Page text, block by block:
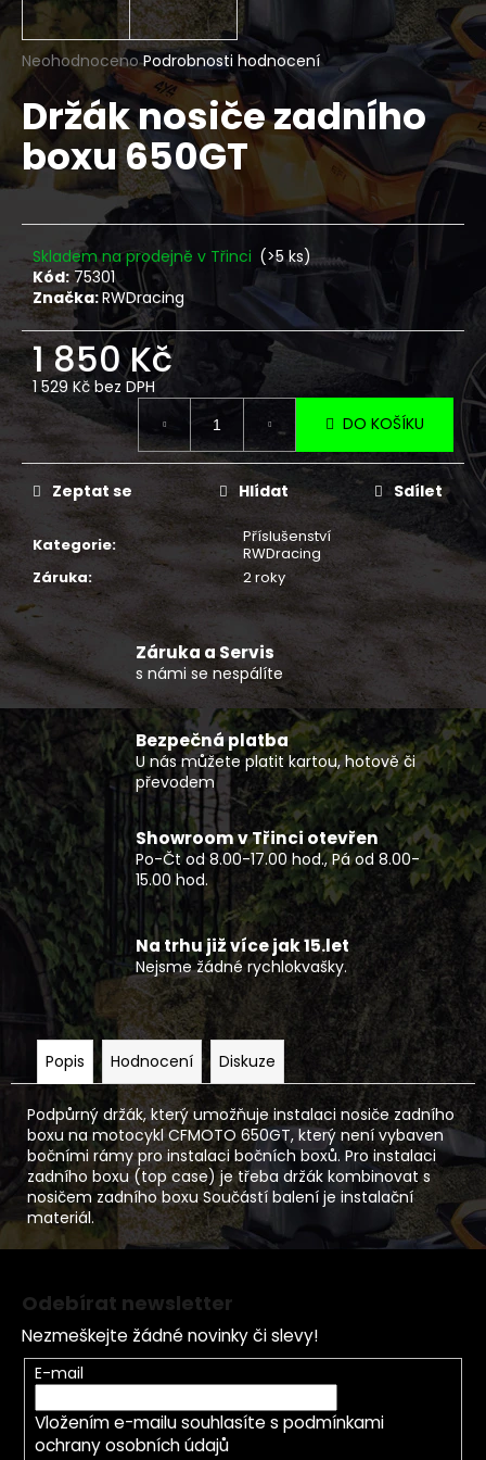
Průměrné
hodnocení
produktu
je
0,0
z
5
hvězdiček.
Neohodnoceno Podrobnosti hodnocení
Držák nosiče zadního
boxu 650GT
Skladem na prodejně v Třinci (>5 ks)
Kód: 75301
Značka:RWDracing
1 850 Kč
1 529 Kč bez DPH
Měrná
cena:
DO KOŠÍKU
Kategorie:
Příslušenství
RWDracing
Záruka: 2 roky
Zeptat se Hlídat Sdílet
Záruka a Servis
s námi se nespálíte
Bezpečná platba
U nás můžete platit kartou, hotově či
převodem
Showroom v Třinci otevřen
Po-Čt od 8.00-17.00 hod., Pá od 8.00-
15.00 hod.
Na trhu již více jak 15.let
Nejsme žádné rychlokvašky.
Popis Hodnocení Diskuze
Podpůrný držák, který umožňuje instalaci nosiče zadního
boxu na motocykl CFMOTO 650GT, který není vybaven
bočními rámy pro instalaci bočních boxů. Pro instalaci
zadního boxu (top case) je třeba držák kombinovat s
nosičem zadního boxu Součástí balení je instalační
materiál.
a
j
í
t
?
HLEDAT
D
o
p
o
u
č
u
j
m
e
KŠILTOVKA
RWDRACING
150
Kč
Odebírat newsletter
Nezmeškejte žádné novinky či slevy!
E-mail
Vložením e-mailu souhlasíte s podmínkami
ochrany osobních údajů